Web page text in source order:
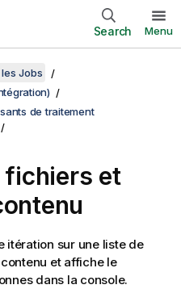
Search Menu
Jobs
de traitement
fichiers et
itération sur une liste de
et affiche le
dans la console.